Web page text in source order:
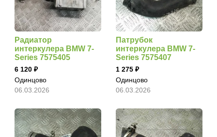
Радиатор
интеркулера BMW 7-
Series 7575405
6 120
Одинцово
06.03.2026
Патрубок
интеркулера BMW 7-
Series 7575407
1 275
Одинцово
06.03.2026